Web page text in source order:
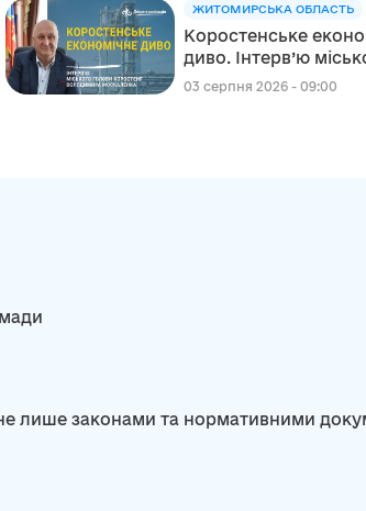
ЖИТОМИРСЬКА ОБЛАСТЬ
Коростенське
диво. Інтерв’ю
голови Коростеня
03 серпня 2026 - 09:00
лише законами та нормативними